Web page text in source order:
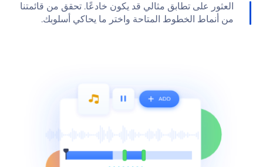
العثور على تطابق مثالي قد يكون خادعًا. تحقق من قائمتنا
من أنماط الخطوط المتاحة واختر ما يحاكي أسلوبك.